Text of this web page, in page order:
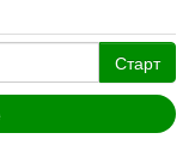
Старт